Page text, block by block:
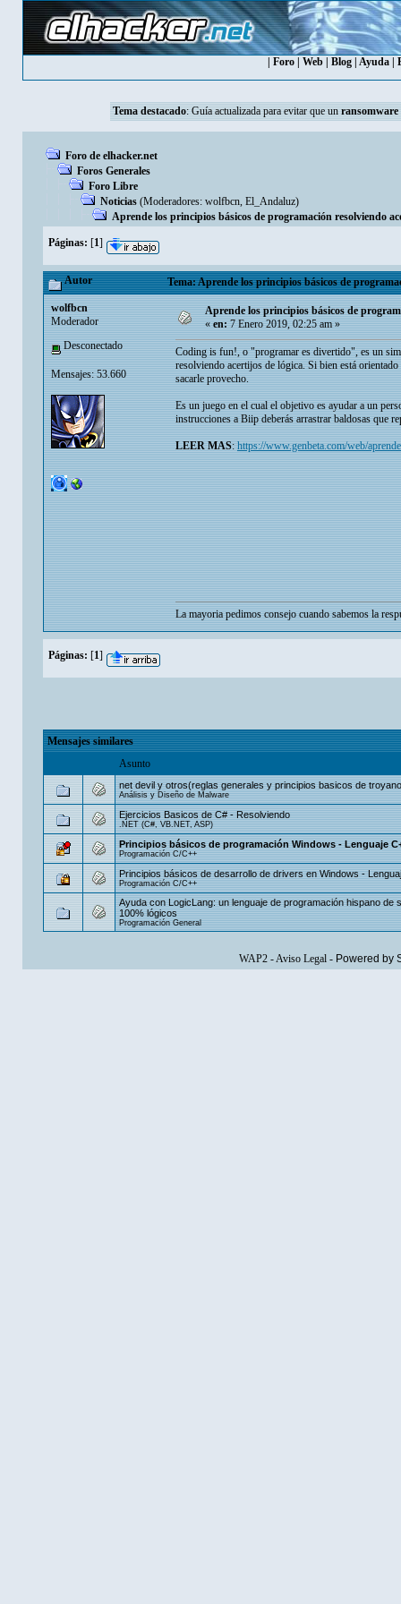
Foro| Web| Blog| Ayuda|
Tema destacado: Guía actualizada para evitar que un ransomware
Foro de elhacker.net
Foros Generales
Foro Libre
Noticias (Moderadores: wolfbcn, El_Andaluz)
Aprende los principios básicos de programación resolviendo
Páginas: [1]
Autor Tema: Aprende los principios básicos de
wolfbcn
Moderador
Desconectado
Mensajes: 53.660
Aprende los principios básicos de
«en:7 Enero 2019, 02:25 am »
Coding is fun!, o "programar es divertido", es un
resolviendo acertijos de lógica. Si bien está
sacarle provecho.
Es un juego en el cual el objetivo es ayudar a un
instrucciones a Biip deberás arrastrar baldosas que
LEER MAS:https://www.genbeta.com/web/
La mayoria pedimos consejo cuando sabemos la
Páginas: [1]
Mensajes similares
Asunto
net devil y otros(reglas generales y principios basicos de
Análisis y Diseño de Malware
Ejercicios Basicos de C# - Resolviendo
.NET (C#, VB.NET, ASP)
Principios básicos de programación Windows - Lenguaje
Programación C/C++
Principios básicos de desarrollo de drivers en Windows -
Programación C/C++
Ayuda con LogicLang: un lenguaje de programación hispano de
100% lógicos
Programación General
WAP2-Aviso Legal- Powered by